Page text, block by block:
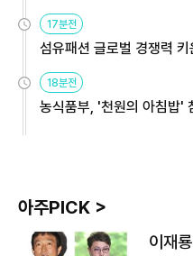
용해야
17분전
섬유패션 글로벌 경쟁력
원
18분전
농식품부, '천원의 아침밥'
아주PICK >
이재